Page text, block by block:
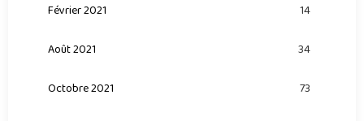
Février 2021 14
Août 2021 34
Octobre 2021 73